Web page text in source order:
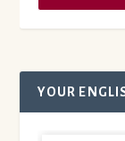
YOUR